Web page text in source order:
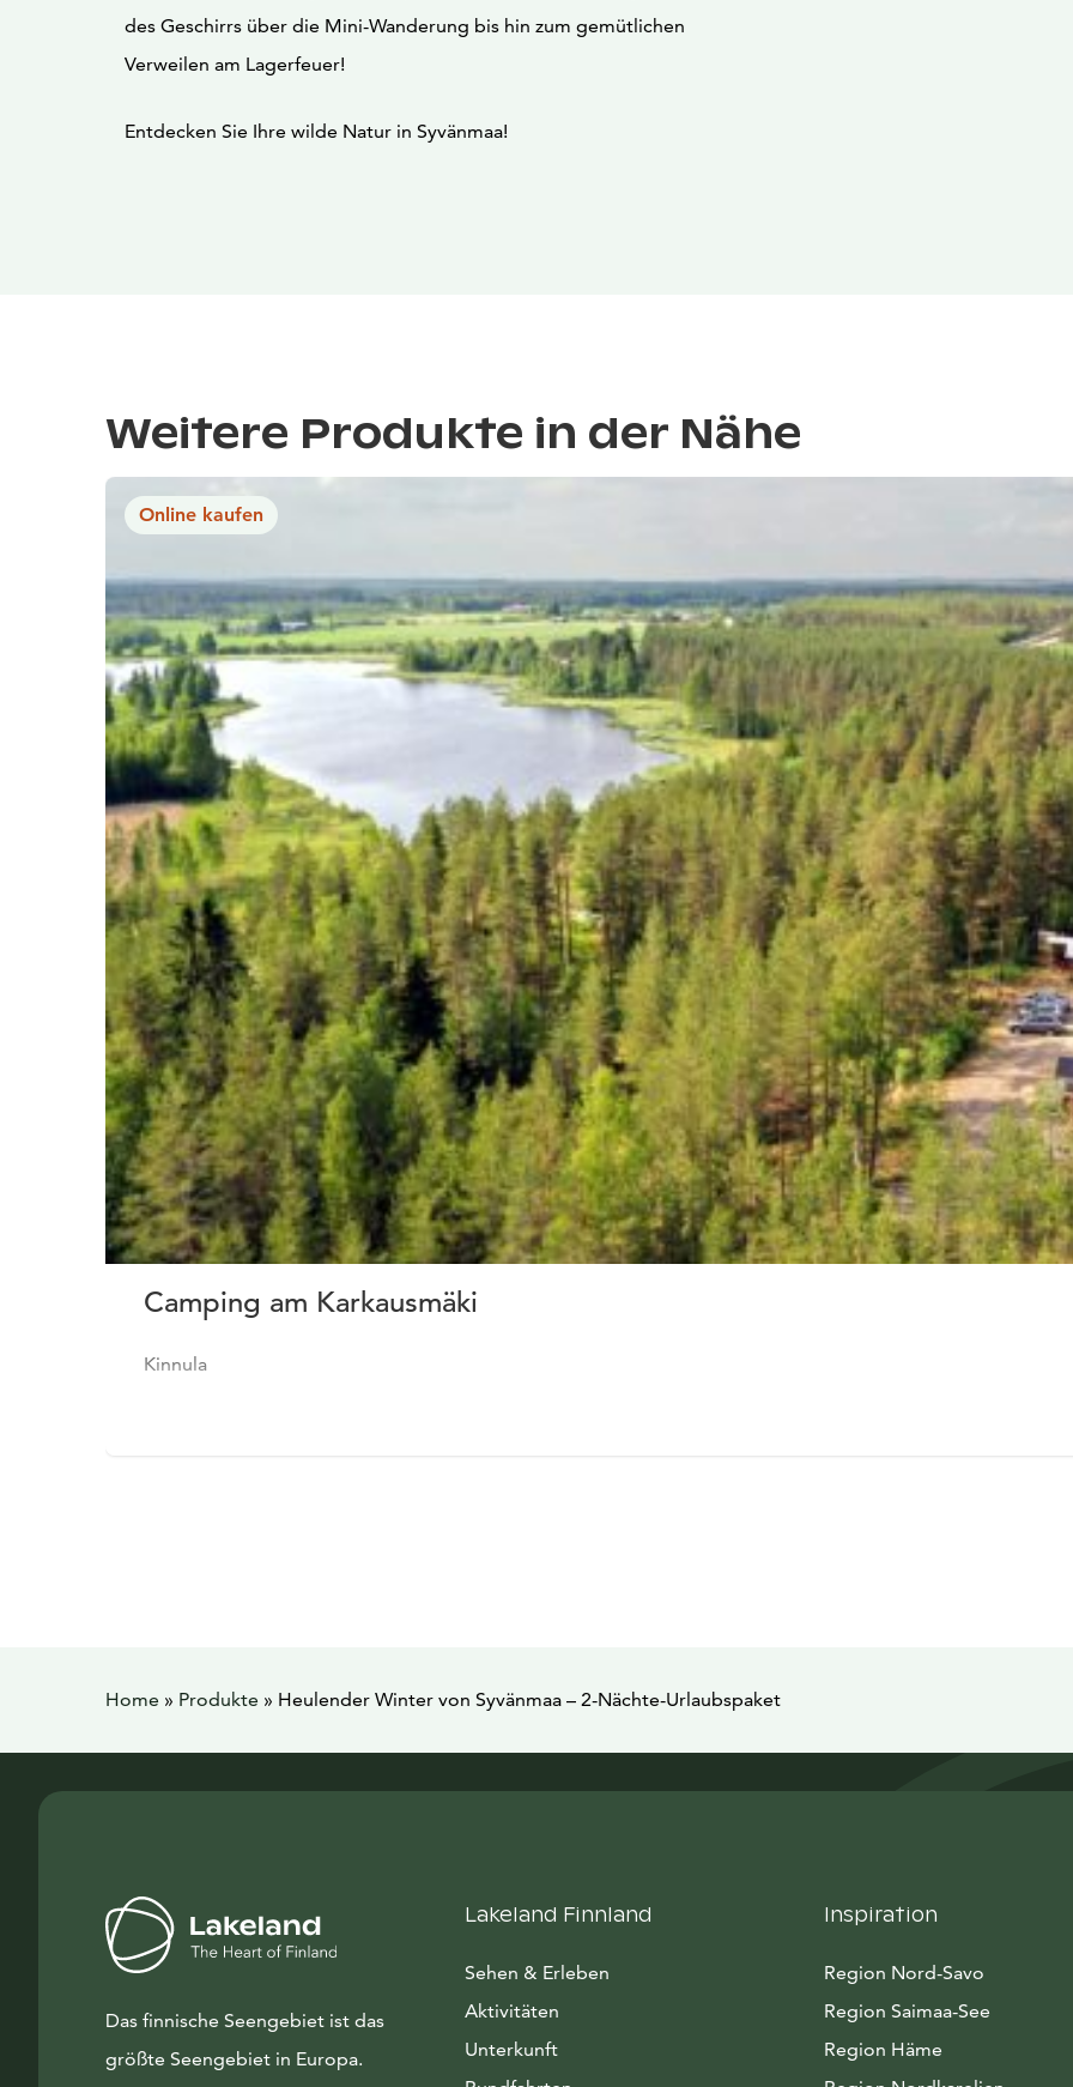
des Geschirrs über die Mini-Wanderung bis hin zum gemütlichen
Verweilen am Lagerfeuer!
Entdecken Sie Ihre wilde Natur in Syvänmaa!
Weitere Produkte in der Nähe
Online kaufen
Camping am Karkausmäki
Kinnula
Home » Produkte » Heulender Winter von Syvänmaa – 2-Nächte-Urlaubspaket
Das finnische Seengebiet ist das
größte Seengebiet in Europa.
Lakeland Finnland
Sehen & Erleben
Aktivitäten
Unterkunft
Inspiration
Region Nord-Savo
Region Saimaa-See
Region Häme